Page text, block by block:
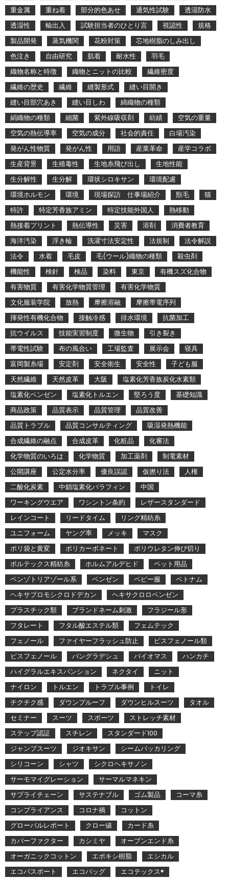
重金属
重ね着 部分的色あせ 通気性試験
透湿防水
透湿性
輸出入 試験担当者のひとり言 視認性
規格
製品開発
蒸気機関 花粉対策
芯地樹脂のしみ出し
色泣き
自由研究 肌着 耐水性
羽毛
織物名称と特徴
織物とニットの比較
繊維密度
繊維の歴史
繊維 縫製形式
縫い目開き
縫い目部穴あき
縫い目しわ
綿織物の種類
絹織物の種類
細菌 紫外線吸収剤 紡績
空気の重量
空気の熱伝導率
空気の成分 社会的責任
白場汚染
発がん性物質
発がん性 用語 産業革命
産学コラボ
生産背景
生殖毒性 生地糸飛び出し
生地性能
生分解性
生分解 環状シロキサン
環境配慮
環境ホルモン
環境 現場探訪 仕事場紹介 獣毛
猫
特許
特定芳香族アミン 特定技能外国人
熱移動
熱接着プリント
熱伝導性 災害 溶剤
消費者教育
海洋汚染
浮き輪 洗濯寸法安定性 法規制
法令解説
法令
水着 毛皮 毛(ウール)織物の種類
殺虫剤
機能性
検針 検品 染料 東京
有機スズ化合物
有害物質
有害化学物質管理
有害化学物質
文化服装学院
放熱 摩擦溶融
摩擦帯電序列
揮発性有機化合物
接触冷感 排水環境
抗菌加工
抗ウイルス
技能実習制度 微生物
引き裂き
帯電性試験
布の風合い 工場監査 展示会
寝具
富岡製糸場
安定剤 安全衛生 安全性
子ども服
天然繊維
天然皮革 大阪
塩素化芳香族炭化水素類
塩素化ベンゼン
塩素化トルエン 堅ろう度
基礎知識
商品政策
品質表示 品質管理
品質改善
品質トラブル
品質コンサルティング
吸湿発熱機能
合成繊維の融点
合成皮革 化粧品
化審法
化学物質のいろは
化学物質 加工薬剤
制電素材
公開講座
公定水分率 優良誤認 仮撚り法
人権
二酸化炭素
中鎖塩素化パラフィン
中国
ワーキングウエア
ワシントン条約
レザースタンダード
レインコート
リードタイム
リング精紡糸
ユニフォーム
ヤング率 メッキ
マスク
ポリ袋と黄変
ポリカーボネート
ポリウレタン伸び切り
ボルテックス精紡糸
ホルムアルデヒド
ペット用品
ベンゾトリアゾール系
ベンゼン ベビー服
ベトナム
ヘキサブロモシクロドデカン
ヘキサクロロベンゼン
プラスチック類
ブランドネーム刺激
フラジール形
フタレート
フタル酸エステル類
フェムテック
フェノール
ファイヤーフラッシュ防止
ビスフェノール類
ビスフェノール
バングラデシュ バイオマス
ハンカチ
ハイグラルエキスパンション
ネクタイ
ニット
ナイロン
トルエン トラブル事例
トイレ
チクチク感
ダウンプルーフ ダウンヒルスーツ
タオル
セミナー
スーツ スポーツ
ストレッチ素材
ステップ認証
スチレン
スタンダード100
ジャンプスーツ
ジオキサン
シームパッカリング
シリコーン
シャツ
シクロヘキサノン
サーモマイグレーション
サーマルマネキン
サプライチェーン
サステナブル ゴム製品
コーマ糸
コンプライアンス
コロナ禍
コットン
グローバルレポート
クロー値
カード糸
カバーファクター
カシミヤ
オープンエンド糸
オーガニックコットン
エポキシ樹脂
エシカル
エコパスポート
エコバッグ エコテックス®